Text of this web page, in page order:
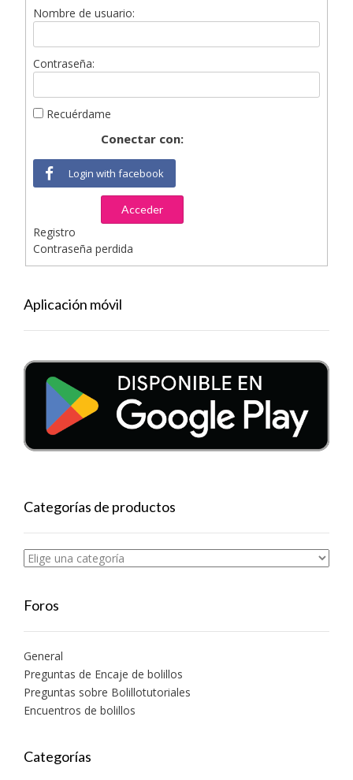
Nombre de usuario:
Contraseña:
Recuérdame
Conectar con:
Login with facebook
Acceder
Registro
Contraseña perdida
Aplicación móvil
Categorías de productos
Foros
General
Preguntas de Encaje de bolillos
Preguntas sobre Bolillotutoriales
Encuentros de bolillos
Categorías